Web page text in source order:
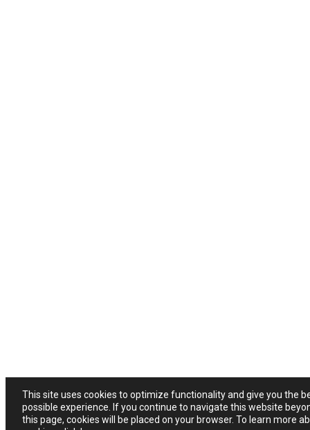
This site uses cookies to optimize functionality and give you the
possible experience. If you continue to navigate this website
this page, cookies will be placed on your browser. To learn more